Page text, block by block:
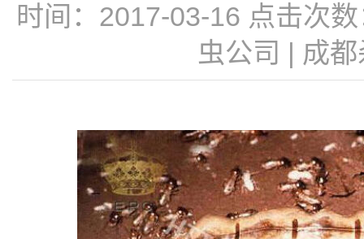
时间：2017-03-16 点击次
虫公司 | 成